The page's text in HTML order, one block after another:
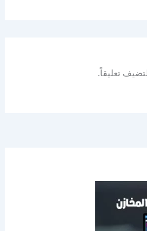
لتضيف تعليقاً.